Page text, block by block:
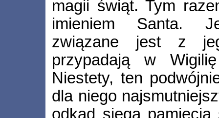
magii świąt. Tym
imieniem Santa.
związane jest z
przypadają w
Niestety, ten
dla niego
odkąd sięga